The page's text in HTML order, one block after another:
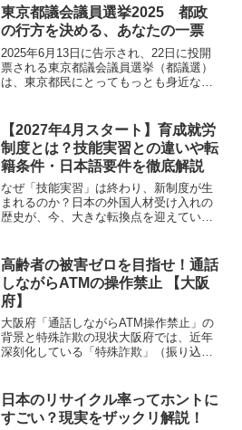
の多い場所に住みたい」「子育ては広い
場所でのびのびとさせたい...
東京都議会議員選挙2025 都政
の行方を決める、あなたの一票
2025年6月13日に告示され、22日に投開
票される東京都議会議員選挙（都議選）
は、東京都民にとってもっとも身近な政
ぼす「前哨戦」としての意味を持ちま
す。今回の選挙は定...
【2027年4月スタート】育成就労
制度とは？技能実習との違いや転
籍条件・日本語要件を徹底解説
なぜ「技能実習」は終わり、新制度が生
まれるのか？日本の外国人材受け入れの
歴史が、今、大きな転換点を迎えていま
度」。しかし、その実態は「国際貢献
（技能移転）」という建前と...
高齢者の被害ゼロを目指せ！通話
しながらATMの操作禁止 【大阪
府】
大阪府「通話しながらATM操作禁止」の
背景と特殊詐欺の現状大阪府では、近年
深刻化している「特殊詐欺」（振り込め
可決・施行されました。これが「通話し
ながらのATM操作禁...
日本のリサイクル率ってホントに
すごい？現実をザックリ解説！